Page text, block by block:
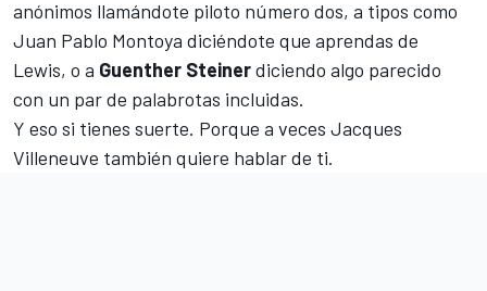
anónimos llamándote piloto número dos, a tipos como
Juan Pablo Montoya diciéndote que aprendas de
Lewis, o a Guenther Steinerdiciendo algo parecido
con un par de palabrotas incluidas.
Y eso si tienes suerte. Porque a veces Jacques
Villeneuve también quiere hablar de ti.